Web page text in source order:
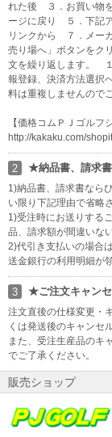
れた後 ３．お買い物
ージに戻り ５．下記
リンクから ７．メー
売り場へ」ボタンをク
文を繰り返します。
報登録、決済方法選択
料は重複しませんので
【価格コムＰＪゴルフ
http://kakaku.com/
2 ★納品書、請求
1)納品書、請求書なら
い限り下記理由で省略
1)受注時にお送りする
品、請求額が間違いな
2)代引き支払いの場合
送金銀行の利用明細が
3 ★ご注文キャン
注文直後の仕様変更・
くは発送後のキャンセ
また、受注生産品のキ
でご了承ください。
販売ショップ